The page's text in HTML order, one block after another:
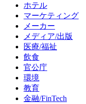
ホテル
マーケティング
メーカー
メディア/出版
医療/福祉
飲食
官公庁
環境
教育
金融/FinTech